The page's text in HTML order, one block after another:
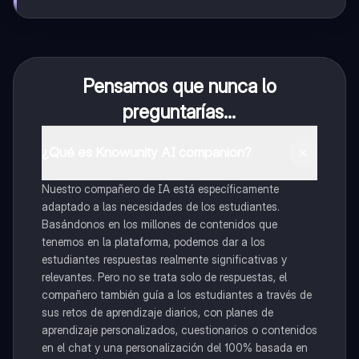
Pensamos que nunca lo
preguntarías...
Nuestro compañero de IA está específicamente
adaptado a las necesidades de los estudiantes.
Basándonos en los millones de contenidos que
tenemos en la plataforma, podemos dar a los
estudiantes respuestas realmente significativas y
relevantes. Pero no se trata solo de respuestas, el
compañero también guía a los estudiantes a través de
sus retos de aprendizaje diarios, con planes de
aprendizaje personalizados, cuestionarios o contenidos
en el chat y una personalización del 100% basada en